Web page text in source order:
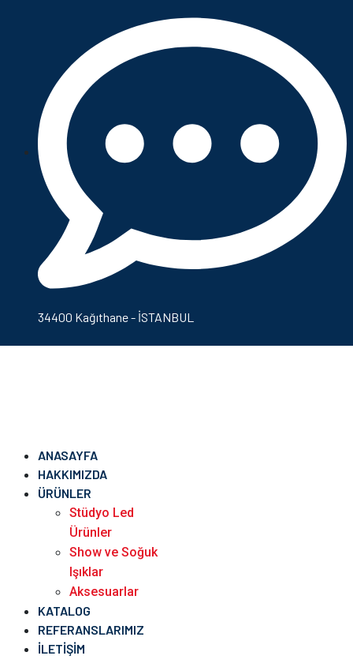
34400 Kağıthane - İSTANBUL
ANASAYFA
HAKKIMIZDA
ÜRÜNLER
Stüdyo Led
Ürünler
Show ve Soğuk
Işıklar
Aksesuarlar
KATALOG
REFERANSLARIMIZ
İLETIŞIM